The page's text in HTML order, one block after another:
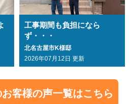
工事期間も負担になら
ず・・・
北名古屋市K様邸
2026年07月12日 更新
客様の声一覧はこちら